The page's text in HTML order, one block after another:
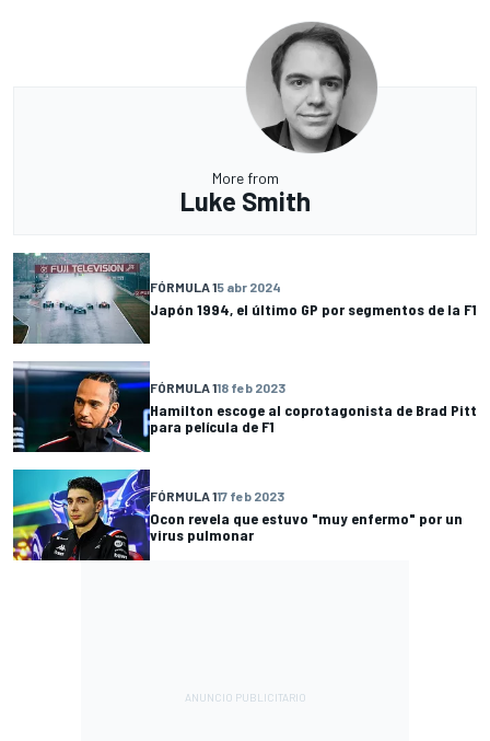
More from
Luke Smith
FÓRMULA 15 abr 2024
Japón 1994, el último GP por segmentos de la F1
FÓRMULA 118 feb 2023
Hamilton escoge al coprotagonista de Brad Pitt
para película de F1
FÓRMULA 117 feb 2023
Ocon revela que estuvo "muy enfermo" por un
virus pulmonar